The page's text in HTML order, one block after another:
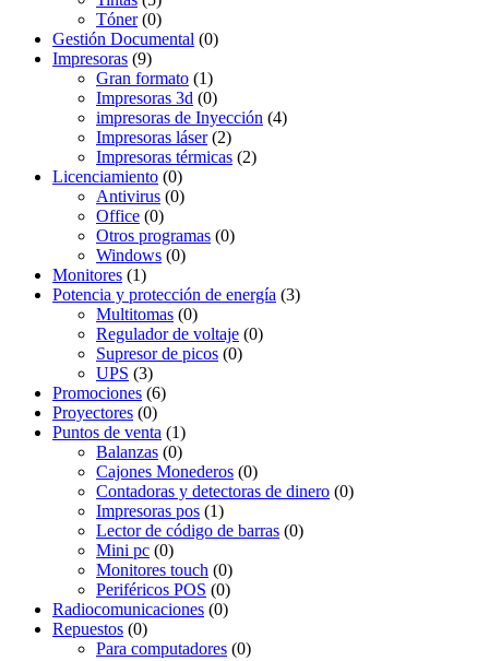
Tóner (0)
Gestión Documental (0)
Impresoras (9)
Gran formato (1)
Impresoras 3d (0)
impresoras de Inyección (4)
Impresoras láser (2)
Impresoras térmicas (2)
Licenciamiento (0)
Antivirus (0)
Office (0)
Otros programas (0)
Windows (0)
Monitores (1)
Potencia y protección de energía (3)
Multitomas (0)
Regulador de voltaje (0)
Supresor de picos (0)
UPS (3)
Promociones (6)
Proyectores (0)
Puntos de venta (1)
Balanzas (0)
Cajones Monederos (0)
Contadoras y detectoras de dinero (0)
Impresoras pos (1)
Lector de código de barras (0)
Mini pc (0)
Monitores touch (0)
Periféricos POS (0)
Radiocomunicaciones (0)
Repuestos (0)
Para computadores (0)